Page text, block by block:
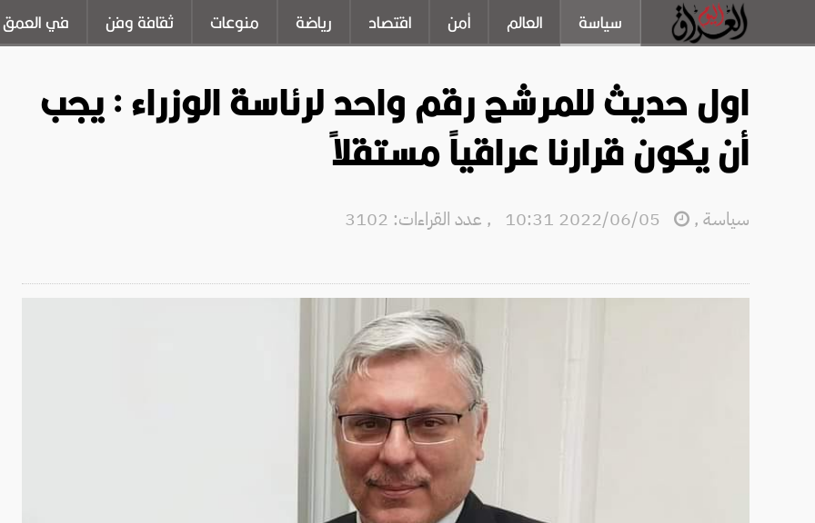
سياسة العالم أمن اقتصاد رياضة منوعات ثقافة وفن في العمق
اول حديث للمرشح رقم واحد لرئاسة الوزراء : يجب
أن يكون قرارنا عراقياً مستقلاً
سياسة ,
, عدد القراءات: 3102